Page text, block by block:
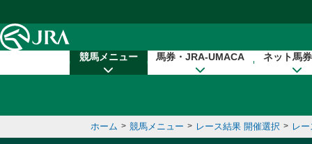
競馬メニュー 馬券・JRA-UMACA ネット馬
ホーム > 競馬メニュー > レース結果 開催選択 > レ